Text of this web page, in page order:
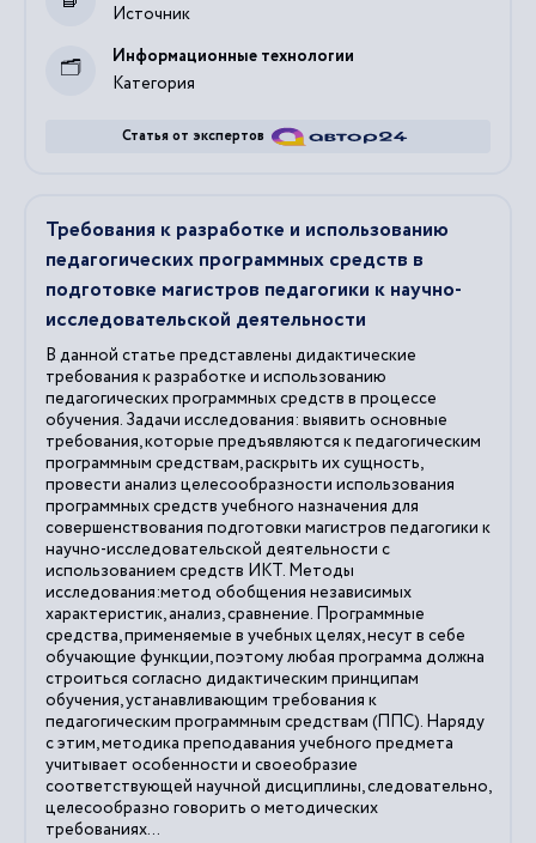
Источник
Категория
Информационные технологии
Статья от экспертов
Требования к разработке и использованию
педагогических программных средств в
подготовке магистров педагогики к научно-
исследовательской деятельности
В данной статье представлены дидактические
требования к разработке и использованию
педагогических программных средств в процессе
обучения. Задачи исследования: выявить основные
требования, которые предъявляются к педагогическим
программным средствам, раскрыть их сущность,
провести анализ целесообразности использования
программных средств учебного назначения для
совершенствования подготовки магистров педагогики к
научно-исследовательской деятельности с
использованием средств ИКТ. Методы
исследования:метод обобщения независимых
характеристик, анализ, сравнение. Программные
средства, применяемые в учебных целях, несут в себе
обучающие функции, поэтому любая программа должна
строиться согласно дидактическим принципам
обучения, устанавливающим требования к
педагогическим программным средствам (ППС). Наряду
с этим, методика преподавания учебного предмета
учитывает особенности и своеобразие
соответствующей научной дисциплины, следовательно,
целесообразно говорить о методических
требованиях...